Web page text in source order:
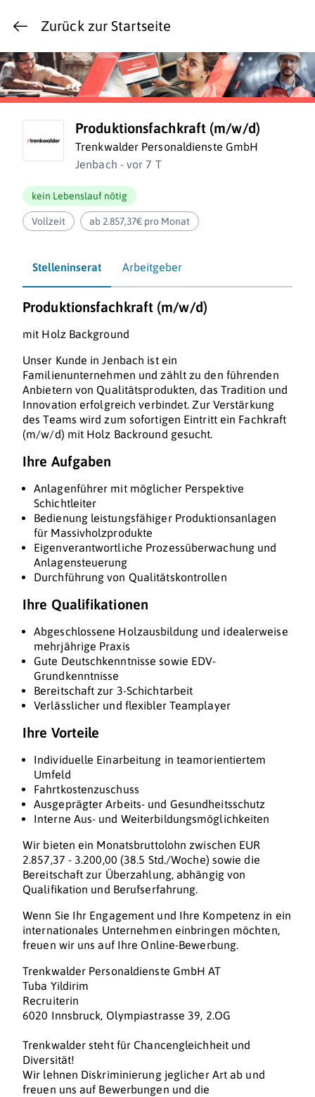
Zurück zur Startseite
Produktionsfachkraft (m/w/d)
Trenkwalder Personaldienste GmbH
Jenbach - vor 7 T
kein Lebenslauf nötig
Vollzeit ab 2.857,37€ pro Monat
Stelleninserat Arbeitgeber
Produktionsfachkraft (m/w/d)
mit Holz Background
Unser Kunde in Jenbach ist ein
Familienunternehmen und zählt zu den führenden
Anbietern von Qualitätsprodukten, das Tradition und
Innovation erfolgreich verbindet. Zur Verstärkung
des Teams wird zum sofortigen Eintritt ein Fachkraft
(m/w/d) mit Holz Backround gesucht.
Ihre Aufgaben
Anlagenführer mit möglicher Perspektive
Schichtleiter
Bedienung leistungsfähiger Produktionsanlagen
für Massivholzprodukte
Eigenverantwortliche Prozessüberwachung und
Anlagensteuerung
Durchführung von Qualitätskontrollen
Ihre Qualifikationen
Abgeschlossene Holzausbildung und idealerweise
mehrjährige Praxis
Gute Deutschkenntnisse sowie EDV-
Grundkenntnisse
Bereitschaft zur 3-Schichtarbeit
Verlässlicher und flexibler Teamplayer
Ihre Vorteile
Individuelle Einarbeitung in teamorientiertem
Umfeld
Fahrtkostenzuschuss
Ausgeprägter Arbeits- und Gesundheitsschutz
Interne Aus- und Weiterbildungsmöglichkeiten
Wir bieten ein Monatsbruttolohn zwischen EUR
2.857,37 - 3.200,00 (38.5 Std./Woche) sowie die
Bereitschaft zur Überzahlung, abhängig von
Qualifikation und Berufserfahrung.
Wenn Sie Ihr Engagement und Ihre Kompetenz in ein
internationales Unternehmen einbringen möchten,
freuen wir uns auf Ihre Online-Bewerbung.
Trenkwalder Personaldienste GmbH AT
Tuba Yildirim
Recruiterin
6020 Innsbruck, Olympiastrasse 39, 2.OG
Trenkwalder steht für Chancengleichheit und
Diversität!
Wir lehnen Diskriminierung jeglicher Art ab und
freuen uns auf Bewerbungen und die